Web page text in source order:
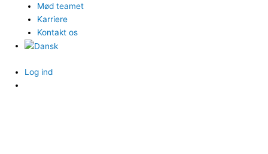
Mød teamet
Karriere
Kontakt os
Log ind